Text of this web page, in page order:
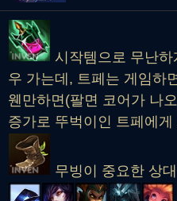
시작템으로 무난하
우 가는데, 트페는 게임하
웬만하면(팔면 코어가 나
증가로 뚜벅이인 트페에
무빙이 중요한 상